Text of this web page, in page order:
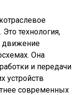
технология,
движение
Она
и передачи
устройств
современных